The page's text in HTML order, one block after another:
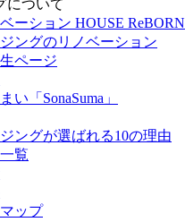
について
ーション HOUSE ReBORN
ングのリノベーション
ページ
い「SonaSuma」
ングが選ばれる10の理由
覧
ップ